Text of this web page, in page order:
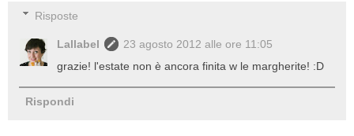
Risposte
Lallabel
23 agosto 2012 alle ore 11:05
grazie! l'estate non è ancora finita w le margherite! :D
Rispondi